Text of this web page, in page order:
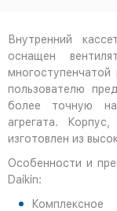
Внутренний
оснащен
многоступенчатой
пользователю
более точную
агрегата.
изготовлен из
Особенности и
Daikin: